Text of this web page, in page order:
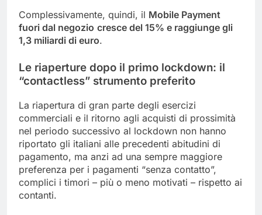
Complessivamente, quindi, il Mobile Payment
fuori dal negozio cresce del 15% e raggiunge gli
1,3 miliardi di euro.
Le riaperture dopo il primo lockdown: il
“contactless” strumento preferito
La riapertura di gran parte degli esercizi
commerciali e il ritorno agli acquisti di prossimità
nel periodo successivo al lockdown non hanno
riportato gli italiani alle precedenti abitudini di
pagamento, ma anzi ad una sempre maggiore
preferenza per i pagamenti “senza contatto”,
complici i timori – più o meno motivati – rispetto ai
contanti.